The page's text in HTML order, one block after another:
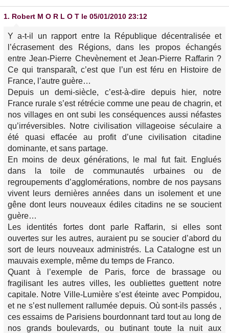
1. Robert M O R L O T le 05/01/2010 23:12
Y a-t-il un rapport entre la République décentralisée et
l’écrasement des Régions, dans les propos échangés
entre Jean-Pierre Chevènement et Jean-Pierre Raffarin ?
Ce qui transparaît, c’est que l’un est féru en Histoire de
France, l’autre guère…
Depuis un demi-siècle, c’est-à-dire depuis hier, notre
France rurale s’est rétrécie comme une peau de chagrin, et
nos villages en ont subi les conséquences aussi néfastes
qu’irréversibles. Notre civilisation villageoise séculaire a
été quasi effacée au profit d’une civilisation citadine
dominante, et sans partage.
En moins de deux générations, le mal fut fait. Englués
dans la toile de communautés urbaines ou de
regroupements d’agglomérations, nombre de nos paysans
vivent leurs dernières années dans un isolement et une
gêne dont leurs nouveaux édiles citadins ne se soucient
guère…
Les identités fortes dont parle Raffarin, si elles sont
ouvertes sur les autres, auraient pu se soucier d’abord du
sort de leurs nouveaux administrés. La Catalogne est un
mauvais exemple, même du temps de Franco.
Quant à l’exemple de Paris, force de brassage ou
fragilisant les autres villes, les oubliettes guettent notre
capitale. Notre Ville-Lumière s’est éteinte avec Pompidou,
et ne s’est nullement rallumée depuis. Où sont-ils passés ,
ces essaims de Parisiens bourdonnant tard tout au long de
nos grands boulevards, ou butinant toute la nuit aux